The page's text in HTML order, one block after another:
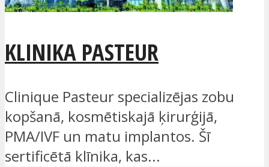
KLINIKA PASTEUR
Clinique Pasteur specializējas zobu
kopšanā, kosmētiskajā ķirurģijā,
PMA/IVF un matu implantos. Šī
sertificētā klīnika, kas...